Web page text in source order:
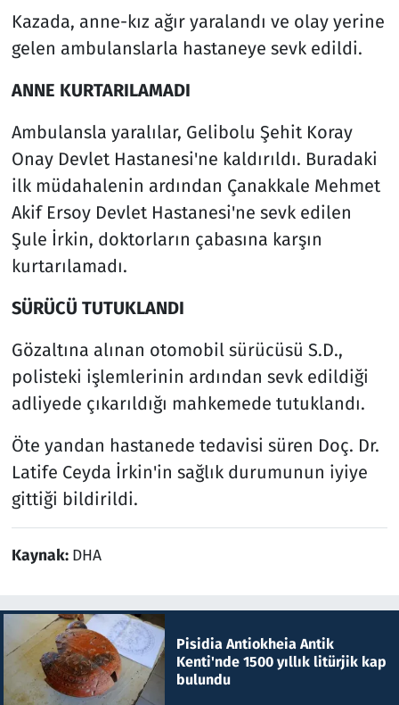
Kazada, anne-kız ağır yaralandı ve olay yerine
gelen ambulanslarla hastaneye sevk edildi.
ANNE KURTARILAMADI
Ambulansla yaralılar, Gelibolu Şehit Koray
Onay Devlet Hastanesi'ne kaldırıldı. Buradaki
ilk müdahalenin ardından Çanakkale Mehmet
Akif Ersoy Devlet Hastanesi'ne sevk edilen
Şule İrkin, doktorların çabasına karşın
kurtarılamadı.
SÜRÜCÜ TUTUKLANDI
Gözaltına alınan otomobil sürücüsü S.D.,
polisteki işlemlerinin ardından sevk edildiği
adliyede çıkarıldığı mahkemede tutuklandı.
Öte yandan hastanede tedavisi süren Doç. Dr.
Latife Ceyda İrkin'in sağlık durumunun iyiye
gittiği bildirildi.
Kaynak: DHA
Pisidia Antiokheia Antik
Kenti'nde 1500 yıllık litürjik kap
bulundu